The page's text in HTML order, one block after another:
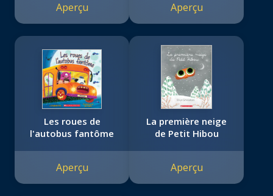
Aperçu Aperçu
Les roues de
l'autobus fantôme
Aperçu
La première neige
de Petit Hibou
Aperçu